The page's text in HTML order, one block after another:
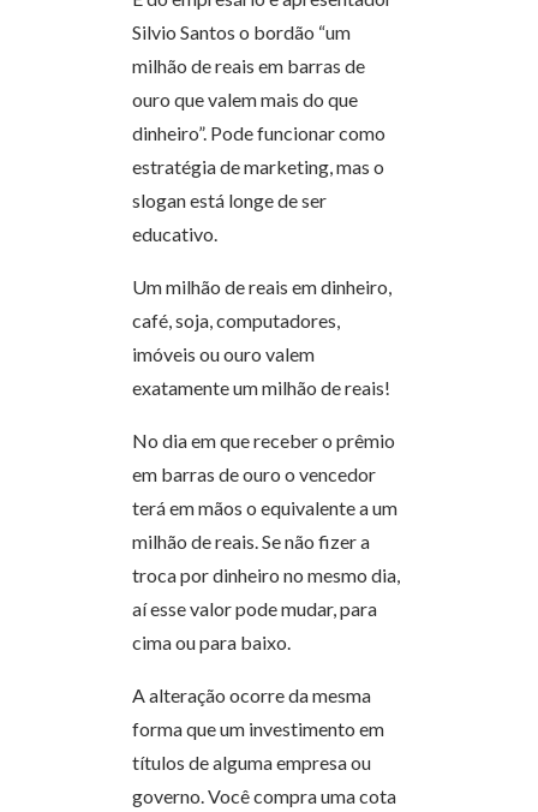
Silvio Santos o bordão “um
milhão de reais em barras de
ouro que valem mais do que
dinheiro”. Pode funcionar como
estratégia de marketing, mas o
slogan está longe de ser
educativo.
Um milhão de reais em dinheiro,
café, soja, computadores,
imóveis ou ouro valem
exatamente um milhão de reais!
No dia em que receber o prêmio
em barras de ouro o vencedor
terá em mãos o equivalente a um
milhão de reais. Se não fizer a
troca por dinheiro no mesmo dia,
aí esse valor pode mudar, para
cima ou para baixo.
A alteração ocorre da mesma
forma que um investimento em
títulos de alguma empresa ou
governo. Você compra uma cota